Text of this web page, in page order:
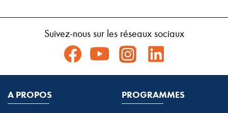
Suivez-nous sur les réseaux sociaux
A PROPOS PROGRAMMES